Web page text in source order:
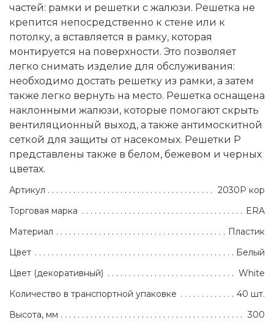
частей: рамки и решетки с жалюзи. Решетка не
крепится непосредственно к стене или к
потолку, а вставляется в рамку, которая
монтируется на поверхности. Это позволяет
легко снимать изделие для обслуживания:
необходимо достать решетку из рамки, а затем
также легко вернуть на место. Решетка оснащена
наклонными жалюзи, которые помогают скрыть
вентиляционный выход, а также антимоскитной
сеткой для защиты от насекомых. Решетки Р
представлены также в белом, бежевом и черных
цветах.
Артикул
2030Р кор
Торговая марка
ERA
Материал
Пластик
Цвет
Белый
Цвет (декоративный)
White
Количество в транспортной упаковке
40 шт.
Высота, мм
300